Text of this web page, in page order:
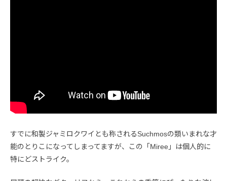
すでに和製ジャミロクワイとも称されるSuchmosの類いまれな才
能のとりこになってしまってますが、この「Miree」は個人的に
特にどストライク。